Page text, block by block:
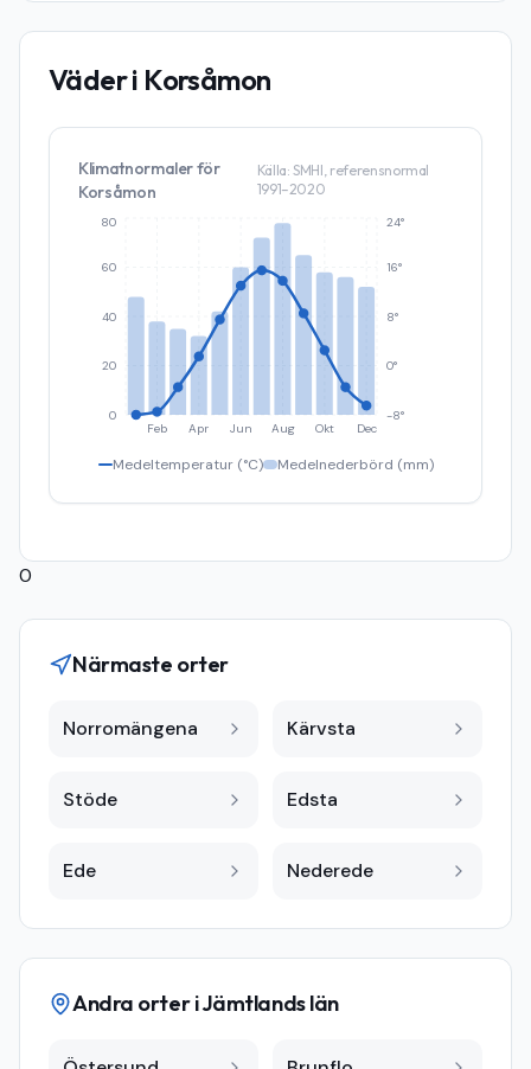
Väder i Korsåmon
Klimatnormaler för
Korsåmon
Källa: SMHI, referensnormal
1991–2020
Feb Apr Jun Aug Okt Dec
0
20
40
60
80
-8°
0°
8°
16°
24°
Medeltemperatur (°C) Medelnederbörd (mm)
0
Närmaste orter
Norromängena Kärvsta
Stöde Edsta
Ede Nederede
Andra orter iJämtlands län